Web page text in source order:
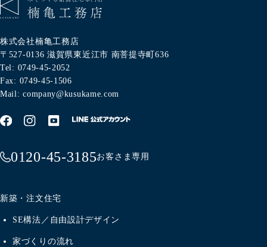
株式会社楠亀工務店
〒527-0136 滋賀県東近江市 南菩提寺町636
Tel: 0749-45-2052
Fax: 0749-45-1506
Mail: company@kusukame.com
0120-45-3185お客さま専用
新築・注文住宅
SE構法／自由設計デザイン
家づくりの流れ